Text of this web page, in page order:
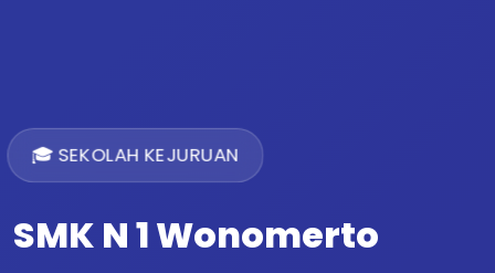
🎓 SEKOLAH KEJURUAN
SMK N 1 Wonomerto